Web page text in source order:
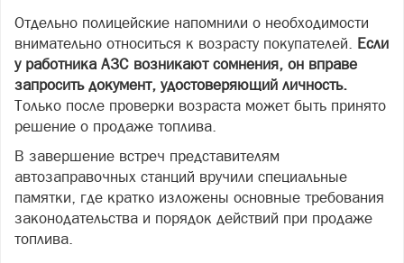
Отдельно полицейские напомнили о необходимости
внимательно относиться к возрасту покупателей. Если
у работника АЗС возникают сомнения, он вправе
запросить документ, удостоверяющий личность.
Только после проверки возраста может быть принято
решение о продаже топлива.
В завершение встреч представителям
автозаправочных станций вручили специальные
памятки, где кратко изложены основные требования
законодательства и порядок действий при продаже
топлива.